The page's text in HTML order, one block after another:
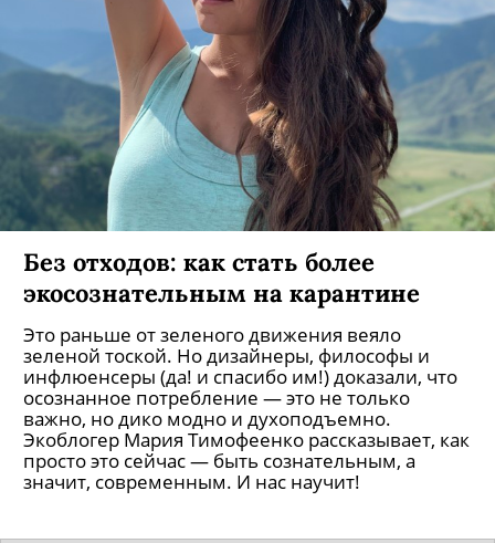
Без отходов: как стать более
экосознательным на карантине
Это раньше от зеленого движения веяло
зеленой тоской. Но дизайнеры, философы и
инфлюенсеры (да! и спасибо им!) доказали, что
осознанное потребление — это не только
важно, но дико модно и духоподъемно.
Экоблогер Мария Тимофеенко рассказывает, как
просто это сейчас — быть сознательным, а
значит, современным. И нас научит!